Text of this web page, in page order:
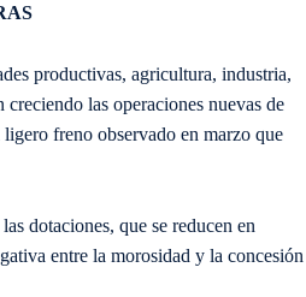
productivas, agricultura, industria,
las operaciones nuevas de
freno observado en marzo que
dotaciones, que se reducen en
entre la morosidad y la concesión